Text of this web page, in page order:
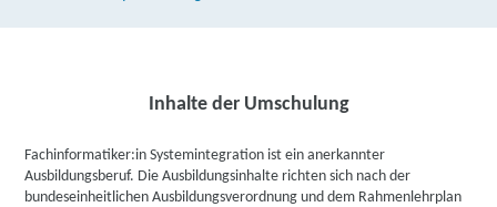
Inhalte der Umschulung
Fachinformatiker:in Systemintegration ist ein anerkannter
Ausbildungsberuf. Die Ausbildungsinhalte richten sich nach der
bundeseinheitlichen Ausbildungsverordnung und dem Rahmenlehrplan